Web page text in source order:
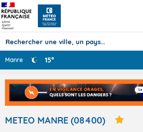
Prévisions
TOUS LES RÉSULTATS
Manre 15°
METEO MANRE (08400)